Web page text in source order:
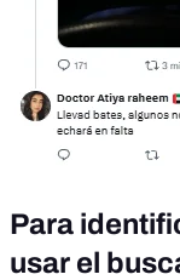
Para
usar el